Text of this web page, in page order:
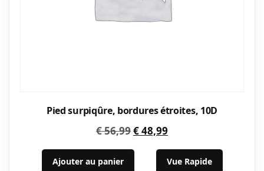
Pied surpiqûre, bordures étroites, 10D
€56,99Le
prix
€48,99
prix
actuel
Ajouter au panier Vue Rapide